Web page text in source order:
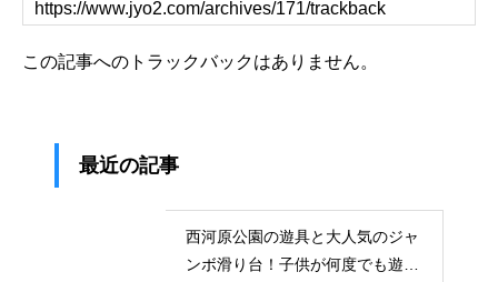
この記事へのトラックバックはありません。
最近の記事
西河原公園の遊具と大人気のジャ
ンボ滑り台！子供が何度でも遊ぶ